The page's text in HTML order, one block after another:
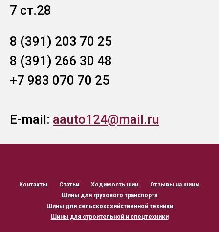
7 ст.28
8 (391) 203 70 25
8 (391) 266 30 48
+7 983 070 70 25
E-mail: aauto124@mail.ru
Контакты Статьи Ходимость шин
Отзывы на шины
Шины для грузового транспорта
Шины для сельскохозяйственной техники
Шины для строительной и спецтехники